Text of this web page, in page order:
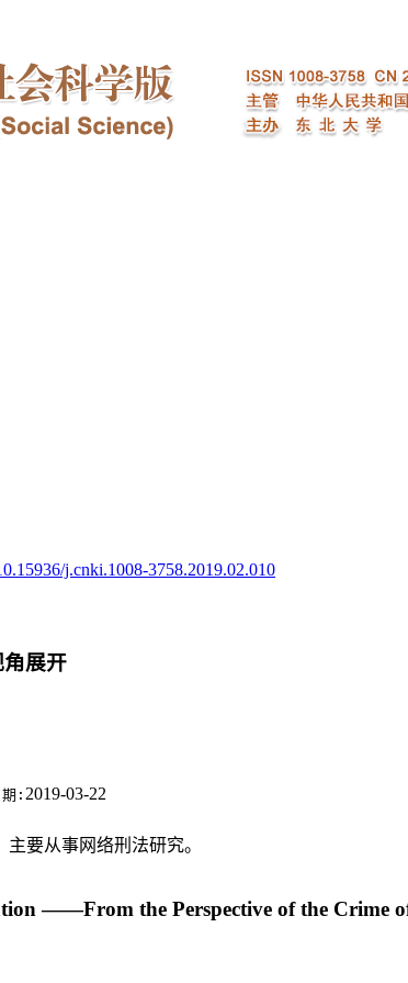
j.cnki.1008-3758.2019.02.010
展开
期: 2019-03-22
要从事网络刑法研究。
——From the Perspective of the Crime